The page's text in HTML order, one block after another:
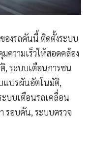
องรถคันนี้ ติดตั้งระบบ
ความเร็วให้สอดคล้อง
, ระบบเตือนการชน
แปรผันอัตโนมัติ,
บบเตือนรถเคลื่อน
รอบคัน, ระบบตรวจ